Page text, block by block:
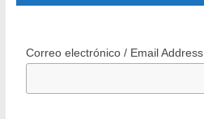
Correo electrónico / Email Address